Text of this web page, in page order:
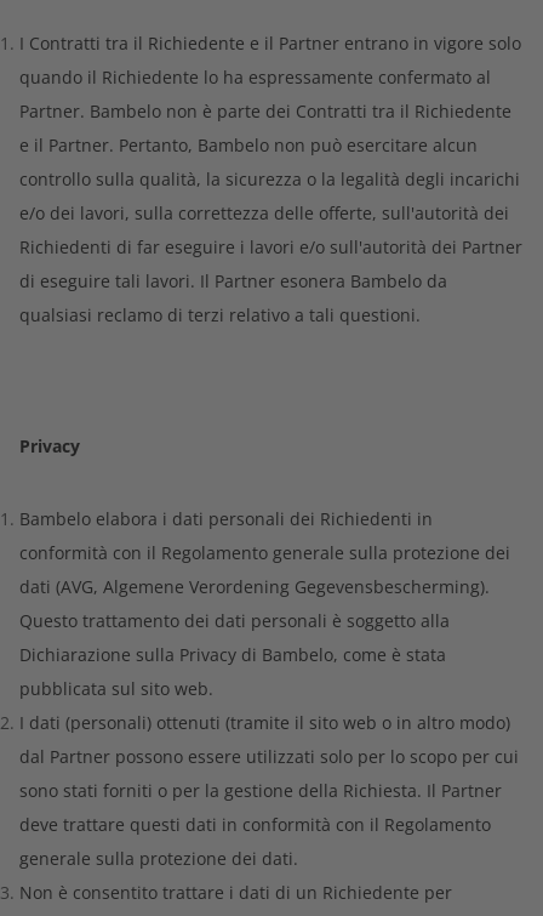
I Contratti tra il Richiedente e il Partner entrano in vigore solo
quando il Richiedente lo ha espressamente confermato al
Partner. Bambelo non è parte dei Contratti tra il Richiedente
e il Partner. Pertanto, Bambelo non può esercitare alcun
controllo sulla qualità, la sicurezza o la legalità degli incarichi
e/o dei lavori, sulla correttezza delle offerte, sull'autorità dei
Richiedenti di far eseguire i lavori e/o sull'autorità dei Partner
di eseguire tali lavori. Il Partner esonera Bambelo da
qualsiasi reclamo di terzi relativo a tali questioni.
Privacy
Bambelo elabora i dati personali dei Richiedenti in
conformità con il Regolamento generale sulla protezione dei
dati (AVG, Algemene Verordening Gegevensbescherming).
Questo trattamento dei dati personali è soggetto alla
Dichiarazione sulla Privacy di Bambelo, come è stata
pubblicata sul sito web.
I dati (personali) ottenuti (tramite il sito web o in altro modo)
dal Partner possono essere utilizzati solo per lo scopo per cui
sono stati forniti o per la gestione della Richiesta. Il Partner
deve trattare questi dati in conformità con il Regolamento
generale sulla protezione dei dati.
Non è consentito trattare i dati di un Richiedente per